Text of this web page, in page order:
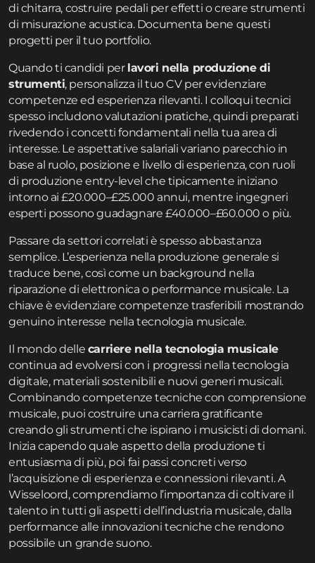
di chitarra, costruire pedali per effetti o creare strumenti
di misurazione acustica. Documenta bene questi
progetti per il tuo portfolio.
Quando ti candidi per lavori nella produzione di
strumenti, personalizza il tuo CV per evidenziare
competenze ed esperienza rilevanti. I colloqui tecnici
spesso includono valutazioni pratiche, quindi preparati
rivedendo i concetti fondamentali nella tua area di
interesse. Le aspettative salariali variano parecchio in
base al ruolo, posizione e livello di esperienza, con ruoli
di produzione entry-level che tipicamente iniziano
intorno ai £20.000–£25.000 annui, mentre ingegneri
esperti possono guadagnare £40.000–£60.000 o più.
Passare da settori correlati è spesso abbastanza
semplice. L’esperienza nella produzione generale si
traduce bene, così come un background nella
riparazione di elettronica o performance musicale. La
chiave è evidenziare competenze trasferibili mostrando
genuino interesse nella tecnologia musicale.
Il mondo delle carriere nella tecnologia musicale
continua ad evolversi con i progressi nella tecnologia
digitale, materiali sostenibili e nuovi generi musicali.
Combinando competenze tecniche con comprensione
musicale, puoi costruire una carriera gratificante
creando gli strumenti che ispirano i musicisti di domani.
Inizia capendo quale aspetto della produzione ti
entusiasma di più, poi fai passi concreti verso
l’acquisizione di esperienza e connessioni rilevanti. A
Wisseloord, comprendiamo l’importanza di coltivare il
talento in tutti gli aspetti dell’industria musicale, dalla
performance alle innovazioni tecniche che rendono
possibile un grande suono.